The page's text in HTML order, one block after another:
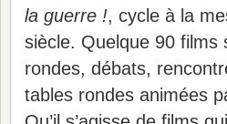
la guerre !, cycle à la
siècle. Quelque 90
rondes, débats,
tables rondes animées